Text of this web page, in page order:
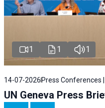
1 1 1
14-07-2026 Press Conferences |
UN Geneva Press